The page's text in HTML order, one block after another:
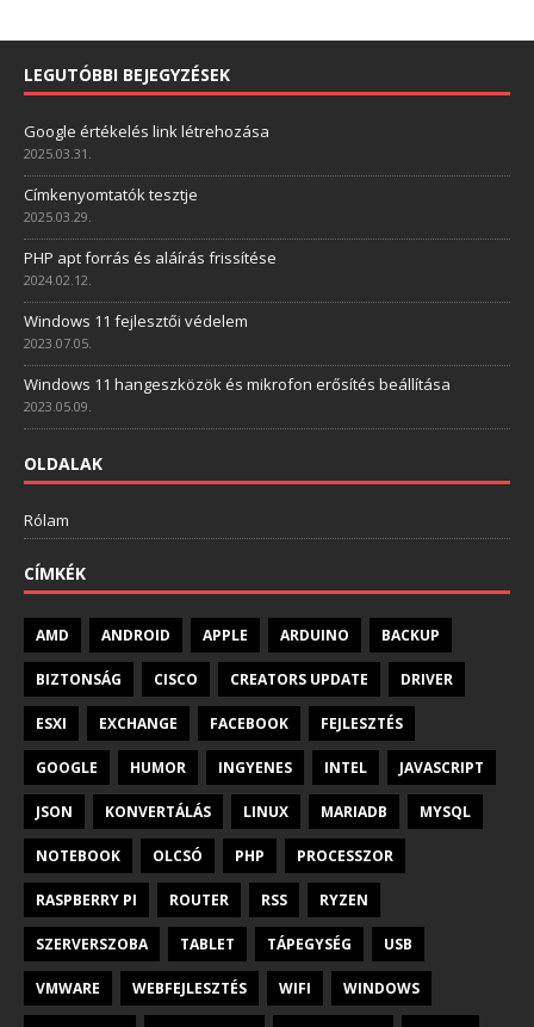
LEGUTÓBBI BEJEGYZÉSEK
Google értékelés link létrehozása
2025.03.31.
Címkenyomtatók tesztje
2025.03.29.
PHP apt forrás és aláírás frissítése
2024.02.12.
Windows 11 fejlesztői védelem
2023.07.05.
Windows 11 hangeszközök és mikrofon erősítés beállítása
2023.05.09.
OLDALAK
Rólam
CÍMKÉK
AMD ANDROID APPLE ARDUINO BACKUP
BIZTONSÁG CISCO CREATORS UPDATE DRIVER
ESXI EXCHANGE FACEBOOK FEJLESZTÉS
GOOGLE HUMOR INGYENES INTEL JAVASCRIPT
JSON KONVERTÁLÁS LINUX MARIADB MYSQL
NOTEBOOK OLCSÓ PHP PROCESSZOR
RASPBERRY PI ROUTER RSS RYZEN
SZERVERSZOBA TABLET TÁPEGYSÉG USB
VMWARE WEBFEJLESZTÉS WIFI WINDOWS